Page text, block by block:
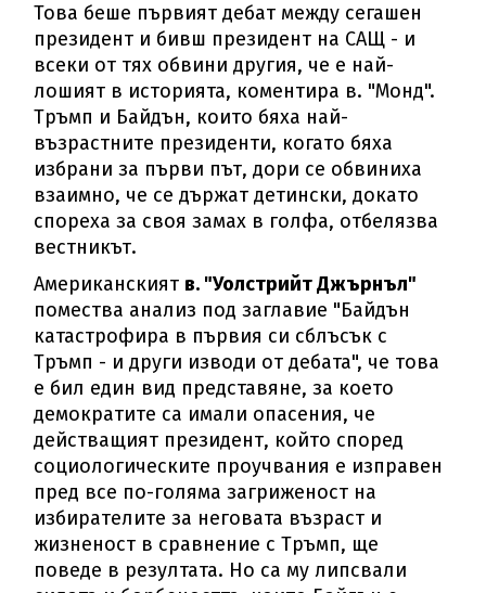
Това беше първият дебат между сегашен
президент и бивш президент на САЩ - и
всеки от тях обвини другия, че е най-
лошият в историята, коментира в. "Монд".
Тръмп и Байдън, които бяха най-
възрастните президенти, когато бяха
избрани за първи път, дори се обвиниха
взаимно, че се държат детински, докато
спореха за своя замах в голфа, отбелязва
вестникът.
Американският в. "Уолстрийт Джърнъл"
помества анализ под заглавие "Байдън
катастрофира в първия си сблъсък с
Тръмп - и други изводи от дебата", че това
е бил един вид представяне, за което
демократите са имали опасения, че
действащият президент, който според
социологическите проучвания е изправен
пред все по-голяма загриженост на
избирателите за неговата възраст и
жизненост в сравнение с Тръмп, ще
поведе в резултата. Но са му липсвали